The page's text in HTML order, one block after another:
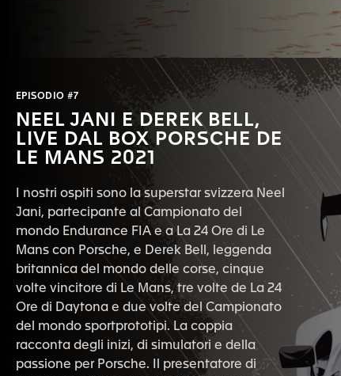
EPISODIO #7
NEEL JANI E DEREK BELL,
LIVE DAL BOX PORSCHE DE
LE MANS 2021
I nostri ospiti sono la superstar svizzera Neel
Jani, partecipante al Campionato del
mondo Endurance FIA e a La 24 Ore di Le
Mans con Porsche, e Derek Bell, leggenda
britannica del mondo delle corse, cinque
volte vincitore di Le Mans, tre volte de La 24
Ore di Daytona e due volte del Campionato
del mondo sportprototipi. La coppia
racconta degli inizi, di simulatori e della
passione per Porsche. Il presentatore di